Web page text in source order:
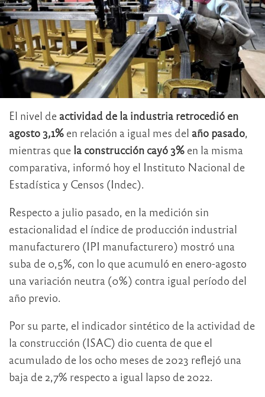
El nivel de actividad de la industria retrocedió en
agosto 3,1% en relación a igual mes del año pasado,
mientras que la construcción cayó 3% en la misma
comparativa, informó hoy el Instituto Nacional de
Estadística y Censos (Indec).
Respecto a julio pasado, en la medición sin
estacionalidad el índice de producción industrial
manufacturero (IPI manufacturero) mostró una
suba de 0,5%, con lo que acumuló en enero-agosto
una variación neutra (0%) contra igual período del
año previo.
Por su parte, el indicador sintético de la actividad de
la construcción (ISAC) dio cuenta de que el
acumulado de los ocho meses de 2023 reflejó una
baja de 2,7% respecto a igual lapso de 2022.